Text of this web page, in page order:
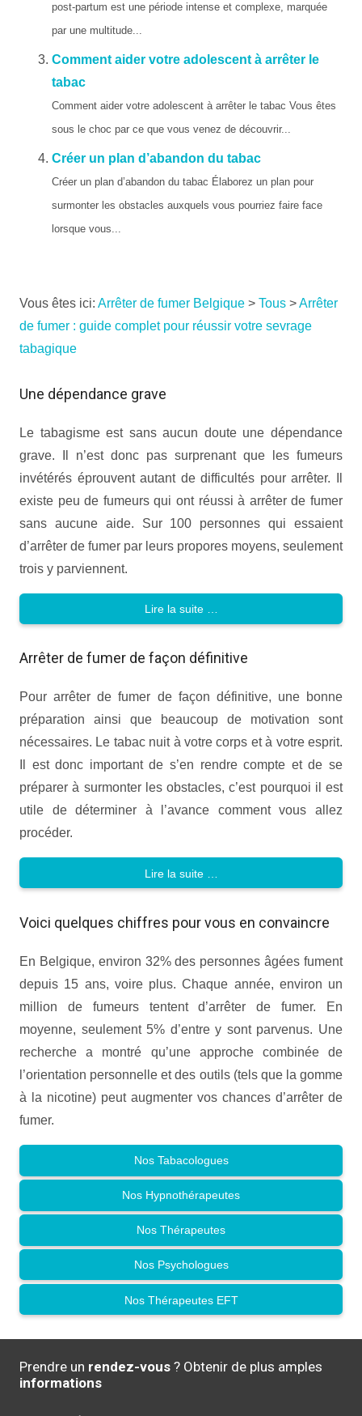
post-partum est une période intense et complexe, marquée
par une multitude...
Comment aider votre adolescent à arrêter le
tabac
Comment aider votre adolescent à arrêter le tabac Vous êtes
sous le choc par ce que vous venez de découvrir...
Créer un plan d’abandon du tabac
Créer un plan d’abandon du tabac Élaborez un plan pour
surmonter les obstacles auxquels vous pourriez faire face
lorsque vous...
Vous êtes ici: Arrêter de fumer Belgique > Tous >Arrêter
de fumer : guide complet pour réussir votre sevrage
tabagique
Une dépendance grave
Le tabagisme est sans aucun doute une dépendance
grave. Il n’est donc pas surprenant que les fumeurs
invétérés éprouvent autant de difficultés pour arrêter. Il
existe peu de fumeurs qui ont réussi à arrêter de fumer
sans aucune aide. Sur 100 personnes qui essaient
d’arrêter de fumer par leurs propores moyens, seulement
trois y parviennent.
Lire la suite …
Arrêter de fumer de façon définitive
Pour arrêter de fumer de façon définitive, une bonne
préparation ainsi que beaucoup de motivation sont
nécessaires. Le tabac nuit à votre corps et à votre esprit.
Il est donc important de s’en rendre compte et de se
préparer à surmonter les obstacles, c’est pourquoi il est
utile de déterminer à l’avance comment vous allez
procéder.
Lire la suite …
Voici quelques chiffres pour vous en convaincre
En Belgique, environ 32% des personnes âgées fument
depuis 15 ans, voire plus. Chaque année, environ un
million de fumeurs tentent d’arrêter de fumer. En
moyenne, seulement 5% d’entre y sont parvenus. Une
recherche a montré qu’une approche combinée de
l’orientation personnelle et des outils (tels que la gomme
à la nicotine) peut augmenter vos chances d’arrêter de
fumer.
Nos Tabacologues
Nos Hypnothérapeutes
Nos Thérapeutes
Nos Psychologues
Nos Thérapeutes EFT
Prendre un rendez-vous ? Obtenir de plus amples
informations